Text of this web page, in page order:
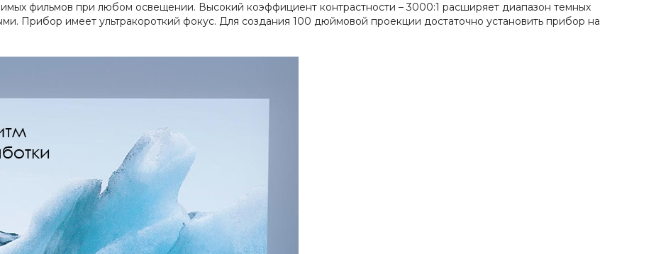
фильмов при любом освещении. Высокий коэффициент контрастности – 3000:1 расширяет диапазон темных
Прибор имеет ультракороткий фокус. Для создания 100 дюймовой проекции достаточно установить прибор на